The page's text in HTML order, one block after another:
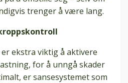
trenger å være lang.
er ekstra viktig å aktivere
for å unngå skader
er sansesystemet som